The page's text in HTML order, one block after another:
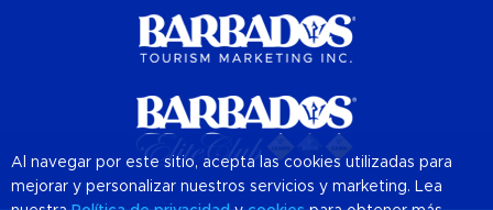
Al navegar por este sitio, acepta las cookies utilizadas para
mejorar y personalizar nuestros servicios y marketing. Lea